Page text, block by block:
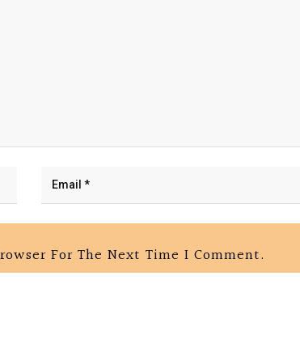
For The Next Time I Comment.